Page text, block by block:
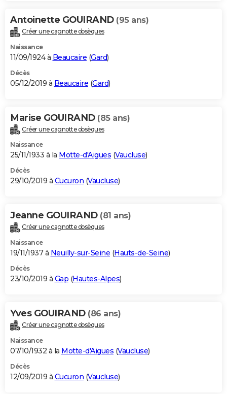
Antoinette GOUIRAND (95 ans)
Créer une cagnotte obsèques
Naissance
11/09/1924 à Beaucaire (Gard)
Décès
05/12/2019 à Beaucaire (Gard)
Marise GOUIRAND (85 ans)
Créer une cagnotte obsèques
Naissance
25/11/1933 à la Motte-d'Aigues (Vaucluse)
Décès
29/10/2019 à Cucuron (Vaucluse)
Jeanne GOUIRAND (81 ans)
Créer une cagnotte obsèques
Naissance
19/11/1937 à Neuilly-sur-Seine (Hauts-de-Seine)
Décès
23/10/2019 à Gap (Hautes-Alpes)
Yves GOUIRAND (86 ans)
Créer une cagnotte obsèques
Naissance
07/10/1932 à la Motte-d'Aigues (Vaucluse)
Décès
12/09/2019 à Cucuron (Vaucluse)